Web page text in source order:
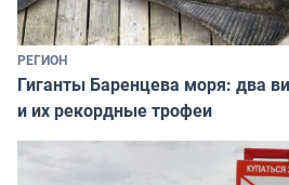
РЕГИОН
Гиганты Баренцева моря: два
и их рекордные трофеи